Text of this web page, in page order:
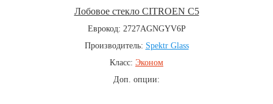
Лобовое стекло CITROEN C5
Еврокод: 2727AGNGYV6P
Производитель: Spektr Glass
Класс: Эконом
Доп. опции: